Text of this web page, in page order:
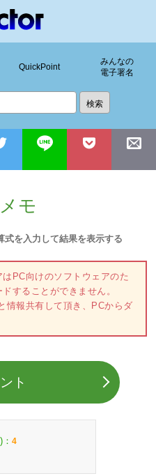
QuickPoint
みんなの
電子署名
モ
式を入力して結果を表示する
PC向けのソフトウェアのた
することができません。
情報共有して頂き、PCからダ
ト
4